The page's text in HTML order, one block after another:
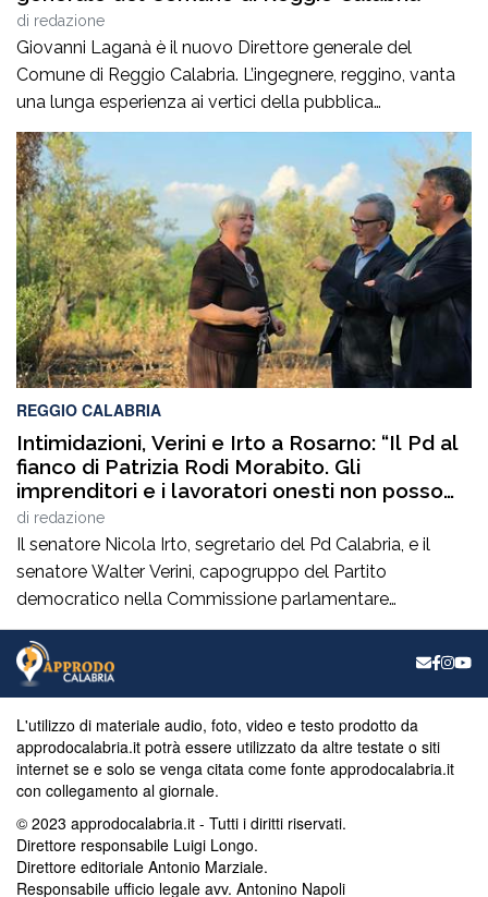
di redazione
Giovanni Laganà è il nuovo Direttore generale del
Comune di Reggio Calabria. L’ingegnere, reggino, vanta
una lunga esperienza ai vertici della pubblica
amministrazione e della gestione delle infrastrutture in
Calabria ed in Sicilia. È stato Vice Direttore regionale
Anas Sicilia, Capo Compartimento Anas Calabria,
Direttore generale della Regione Calabria e Direttore
generale della ItalConsult Spa, […]
REGGIO CALABRIA
Intimidazioni, Verini e Irto a Rosarno: “Il Pd al
fianco di Patrizia Rodi Morabito. Gli
imprenditori e i lavoratori onesti non posso
essere lasciati da soli”
di redazione
Il senatore Nicola Irto, segretario del Pd Calabria, e il
senatore Walter Verini, capogruppo del Partito
democratico nella Commissione parlamentare
Antimafia, hanno fatto visita a Patrizia Rodi Morabito,
imprenditrice agricola di Rosarno (Rc) la cui azienda è
stata più volte colpita da incendi, furti e danneggiamenti.
L'utilizzo di materiale audio, foto, video e testo prodotto da
approdocalabria.it potrà essere utilizzato da altre testate o siti
internet se e solo se venga citata come fonte approdocalabria.it
con collegamento al giornale.
© 2023 approdocalabria.it - Tutti i diritti riservati.
Direttore responsabile Luigi Longo.
Direttore editoriale Antonio Marziale.
Responsabile ufficio legale avv. Antonino Napoli